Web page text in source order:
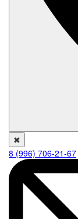
✖
8 (996) 706-21-67